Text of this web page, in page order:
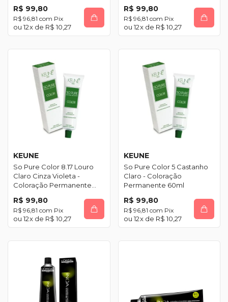
R$ 99,80
R$ 96,81 com Pix
12x de R$ 10,27
R$ 99,80
R$ 96,81 com Pix
12x de R$ 10,27
KEUNE
So Pure Color 8.17 Louro
Claro Cinza Violeta -
Coloração Permanente
R$ 99,80
R$ 96,81 com Pix
12x de R$ 10,27
KEUNE
So Pure Color 5 Castanho
Claro - Coloração
Permanente 60ml
R$ 99,80
R$ 96,81 com Pix
12x de R$ 10,27